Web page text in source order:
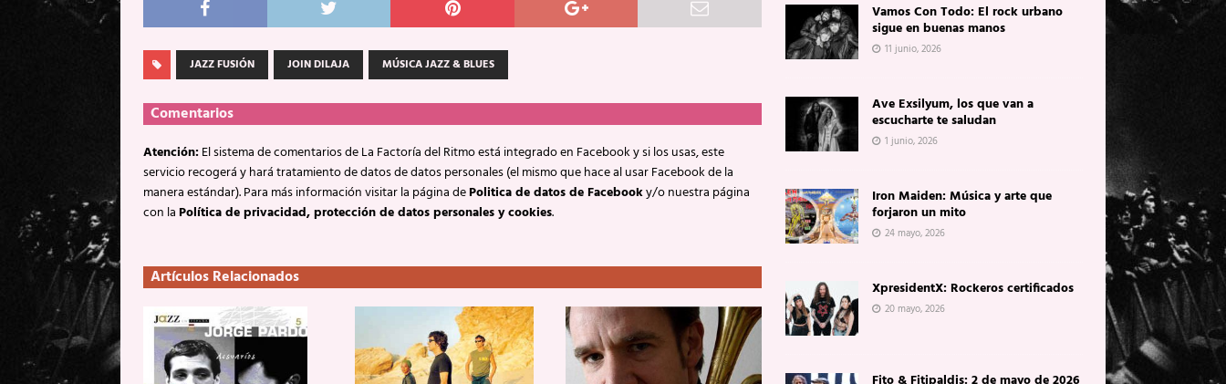
JAZZ FUSIÓN JOIN DILAJA MÚSICA JAZZ & BLUES
Comentarios
Atención:El sistema de comentarios de La Factoría del Ritmo está integrado en Facebook y si los usas, este
servicio recogerá y hará tratamiento de datos de datos personales (el mismo que hace al usar Facebook de la
manera estándar). Para más información visitar la página dePolitica de datos de Facebooky/o nuestra página
con laPolítica de privacidad, protección de datos personales y cookies.
Artículos Relacionados
Vamos Con Todo: El rock urbano
sigue en buenas manos
11 junio, 2026
Ave Exsilyum, los que van a
escucharte te saludan
1 junio, 2026
Iron Maiden: Música y arte que
forjaron un mito
24 mayo, 2026
XpresidentX: Rockeros certificados
20 mayo, 2026